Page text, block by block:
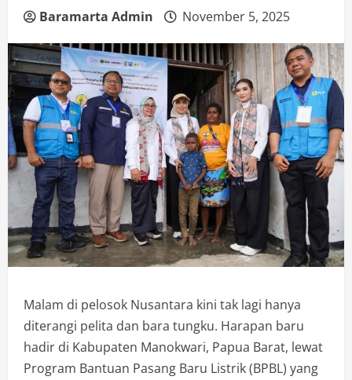
Baramarta Admin November 5, 2025
Malam di pelosok Nusantara kini tak lagi hanya
diterangi pelita dan bara tungku. Harapan baru
hadir di Kabupaten Manokwari, Papua Barat, lewat
Program Bantuan Pasang Baru Listrik (BPBL) yang